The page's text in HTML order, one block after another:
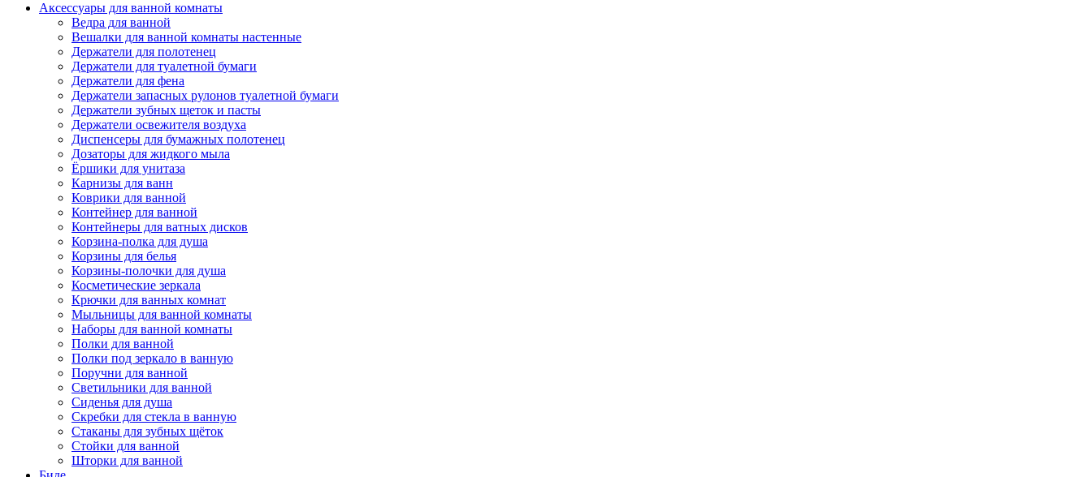
Аксессуары для ванной комнаты
Ведра для ванной
Вешалки для ванной комнаты настенные
Держатели для полотенец
Держатели для туалетной бумаги
Держатели для фена
Держатели запасных рулонов туалетной бумаги
Держатели зубных щеток и пасты
Держатели освежителя воздуха
Диспенсеры для бумажных полотенец
Дозаторы для жидкого мыла
Ёршики для унитаза
Карнизы для ванн
Коврики для ванной
Контейнер для ванной
Контейнеры для ватных дисков
Корзина-полка для душа
Корзины для белья
Корзины-полочки для душа
Косметические зеркала
Крючки для ванных комнат
Мыльницы для ванной комнаты
Наборы для ванной комнаты
Полки для ванной
Полки под зеркало в ванную
Поручни для ванной
Светильники для ванной
Сиденья для душа
Скребки для стекла в ванную
Стаканы для зубных щёток
Стойки для ванной
Шторки для ванной